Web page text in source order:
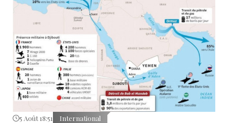
5 Août 18:51 International